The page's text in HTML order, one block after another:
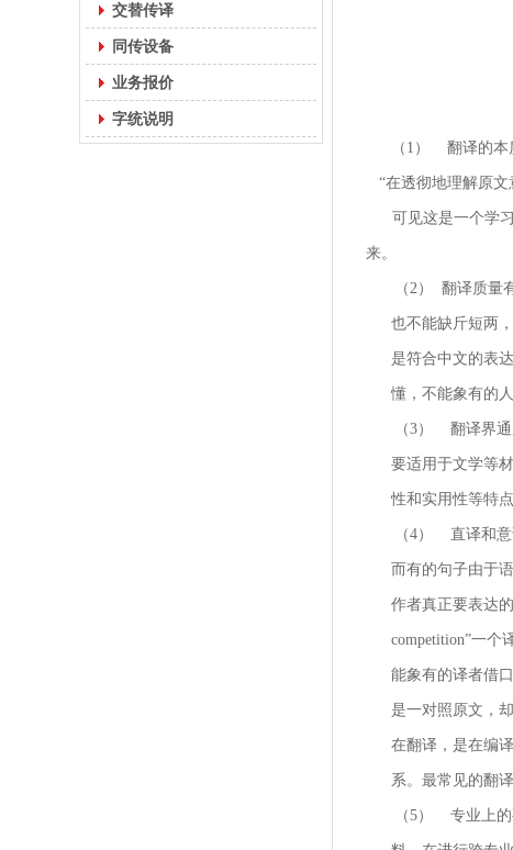
交替传译
同传设备
业务报价
字统说明
（1） 翻译的本
“在透彻地理解原
可见这是一个学习
来。
（2） 翻译质量
也不能缺斤短两
是符合中文的表
懂，不能象有的
（3） 翻译界
要适用于文学等
性和实用性等特点
（4） 直译和
而有的句子由于
作者真正要表达
competition”一个
能象有的译者借
是一对照原文，
在翻译，是在编
系。最常见的翻
（5） 专业上